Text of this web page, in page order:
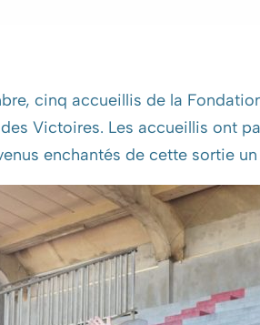
cinq accueillis de la
des Victoires. Les accueillis ont
enchantés de cette sortie